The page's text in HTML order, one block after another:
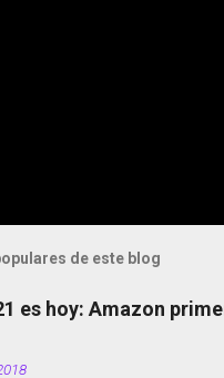
de este blog
es hoy: Amazon